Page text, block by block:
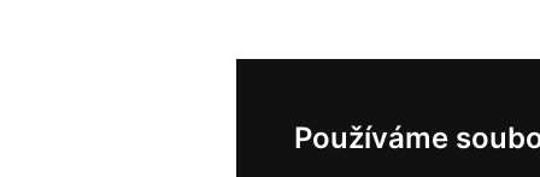
Používáme